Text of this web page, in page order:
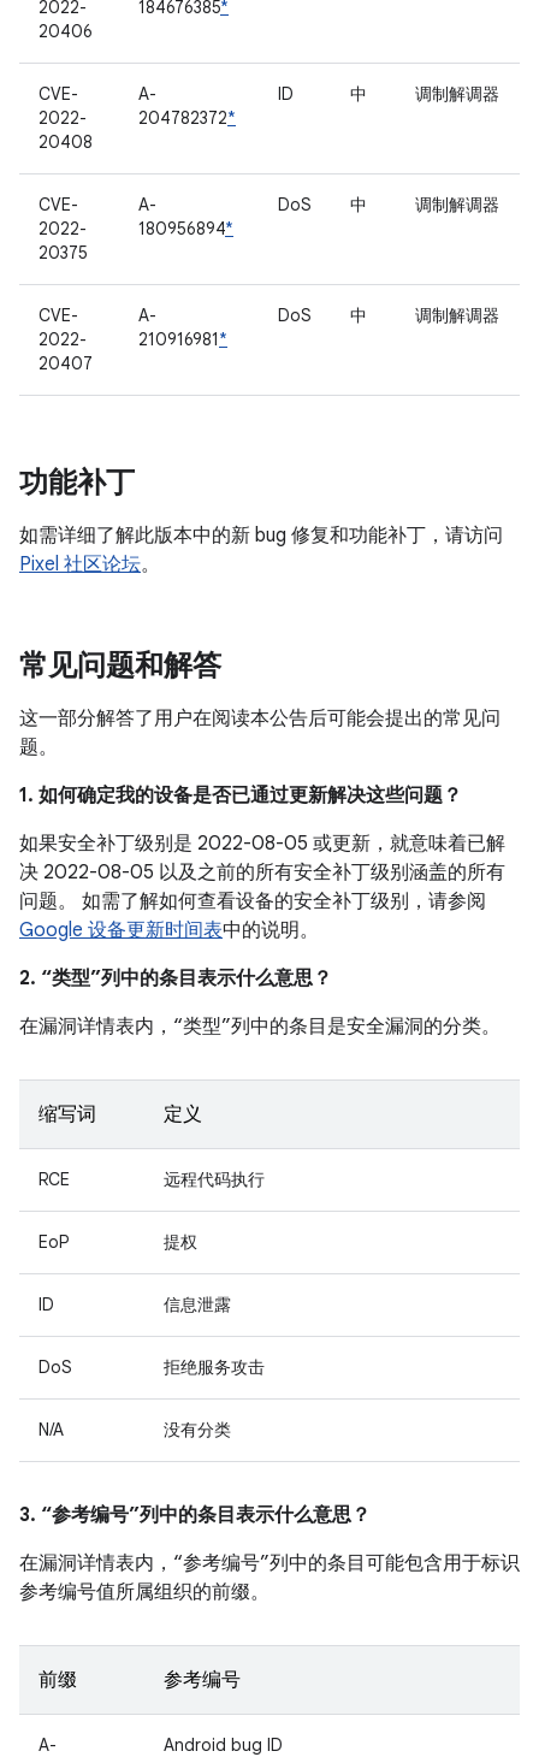
2022-
20406
184676385*
CVE-
2022-
20408
A-
204782372*
ID 中 调制解调器
CVE-
2022-
20375
A-
180956894*
DoS 中 调制解调器
CVE-
2022-
20407
A-
210916981*
DoS 中 调制解调器
功能补丁
如需详细了解此版本中的新 bug 修复和功能补丁，请访问
Pixel 社区论坛。
常见问题和解答
这一部分解答了用户在阅读本公告后可能会提出的常见问
题。
1. 如何确定我的设备是否已通过更新解决这些问题？
如果安全补丁级别是 2022-08-05 或更新，就意味着已解
决 2022-08-05 以及之前的所有安全补丁级别涵盖的所有
问题。 如需了解如何查看设备的安全补丁级别，请参阅
Google 设备更新时间表中的说明。
2. “类型”列中的条目表示什么意思？
在漏洞详情表内，“类型”列中的条目是安全漏洞的分类。
缩写词 定义
RCE 远程代码执行
EoP 提权
ID 信息泄露
DoS 拒绝服务攻击
N/A 没有分类
3. “参考编号”列中的条目表示什么意思？
在漏洞详情表内，“参考编号”列中的条目可能包含用于标识
参考编号值所属组织的前缀。
前缀 参考编号
A- Android bug ID